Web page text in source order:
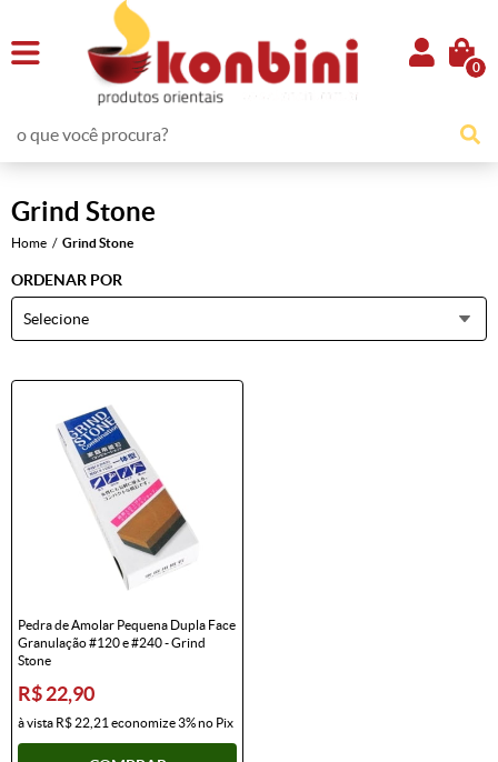
0
Grind Stone
Home Grind Stone
ORDENAR POR
Selecione
Pedra de Amolar Pequena Dupla Face
Granulação #120 e #240 - Grind
Stone
R$ 22,90
à vista R$ 22,21 economize3%no Pix